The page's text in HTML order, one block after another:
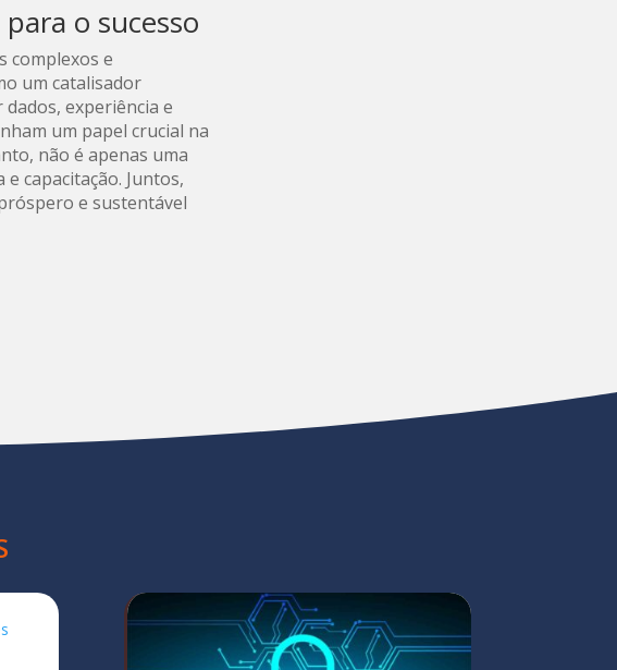
o sucesso
complexos e
um catalisador
experiência e
um papel crucial na
não é apenas uma
capacitação. Juntos,
e sustentável